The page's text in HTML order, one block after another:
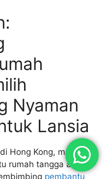
Nyaman
Lansia
Hong Kong, majikan
rumah tangga asing
pembantu